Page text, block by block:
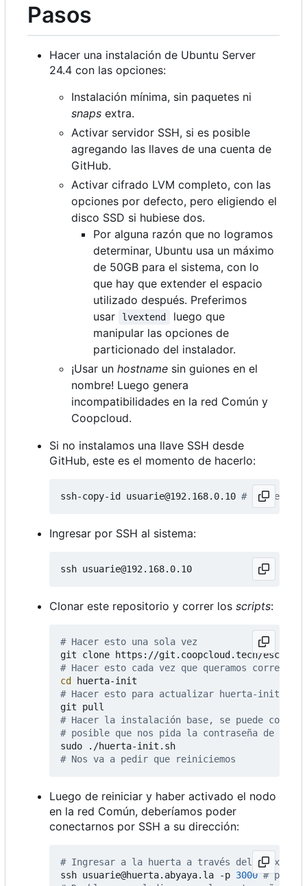
Pasos
Hacer una instalación de Ubuntu Server
24.4 con las opciones:
Instalación mínima, sin paquetes ni
snaps extra.
Activar servidor SSH, si es posible
agregando las llaves de una cuenta de
GitHub.
Activar cifrado LVM completo, con las
opciones por defecto, pero eligiendo el
disco SSD si hubiese dos.
Por alguna razón que no logramos
determinar, Ubuntu usa un máximo
de 50GB para el sistema, con lo
que hay que extender el espacio
utilizado después. Preferimos
usar
lvextend
luego que
manipular las opciones de
particionado del instalador.
¡Usar un hostname sin guiones en el
nombre! Luego genera
incompatibilidades en la red Común y
Coopcloud.
Si no instalamos una llave SSH desde
GitHub, este es el momento de hacerlo:
ssh-copy-id usuarie@192.168.0.10 # IP de la
Ingresar por SSH al sistema:
Clonar este repositorio y correr los scripts:
# Hacer esto una sola vez
# Hacer esto cada vez que queramos correr
cd
# Hacer esto para actualizar huerta-init
# Hacer la instalación base, se puede
# posible que nos pida la contraseña de
# Nos va a pedir que reiniciemos
Luego de reiniciar y haber activado el nodo
en la red Común, deberíamos poder
conectarnos por SSH a su dirección:
# Ingresar a la huerta a través del proxy
ssh usuarie@huerta.abyaya.la -p 3000 #